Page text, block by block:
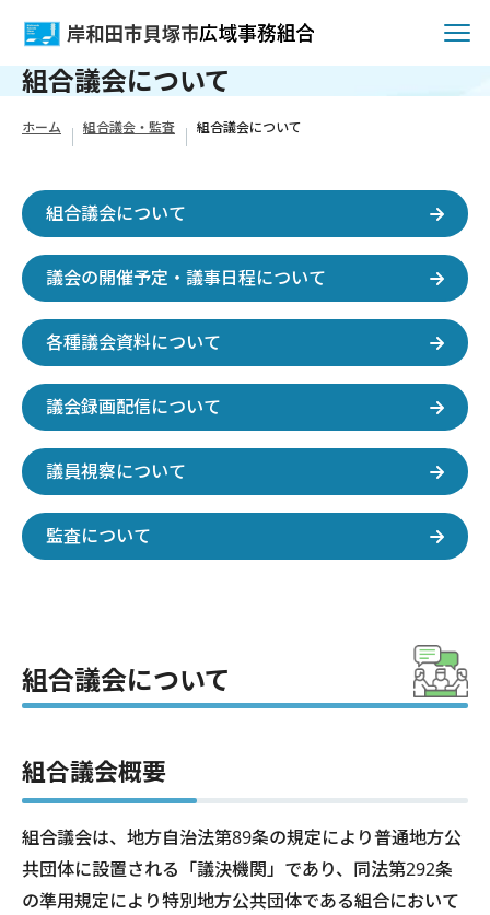
組合議会について
ホーム 組合議会・監査 組合議会について
組合議会について
議会の開催予定・議事日程について
各種議会資料について
議会録画配信について
議員視察について
監査について
組合議会について
組合議会概要
組合議会は、地方自治法第89条の規定により普通地方公
共団体に設置される「議決機関」であり、同法第292条
の準用規定により特別地方公共団体である組合において